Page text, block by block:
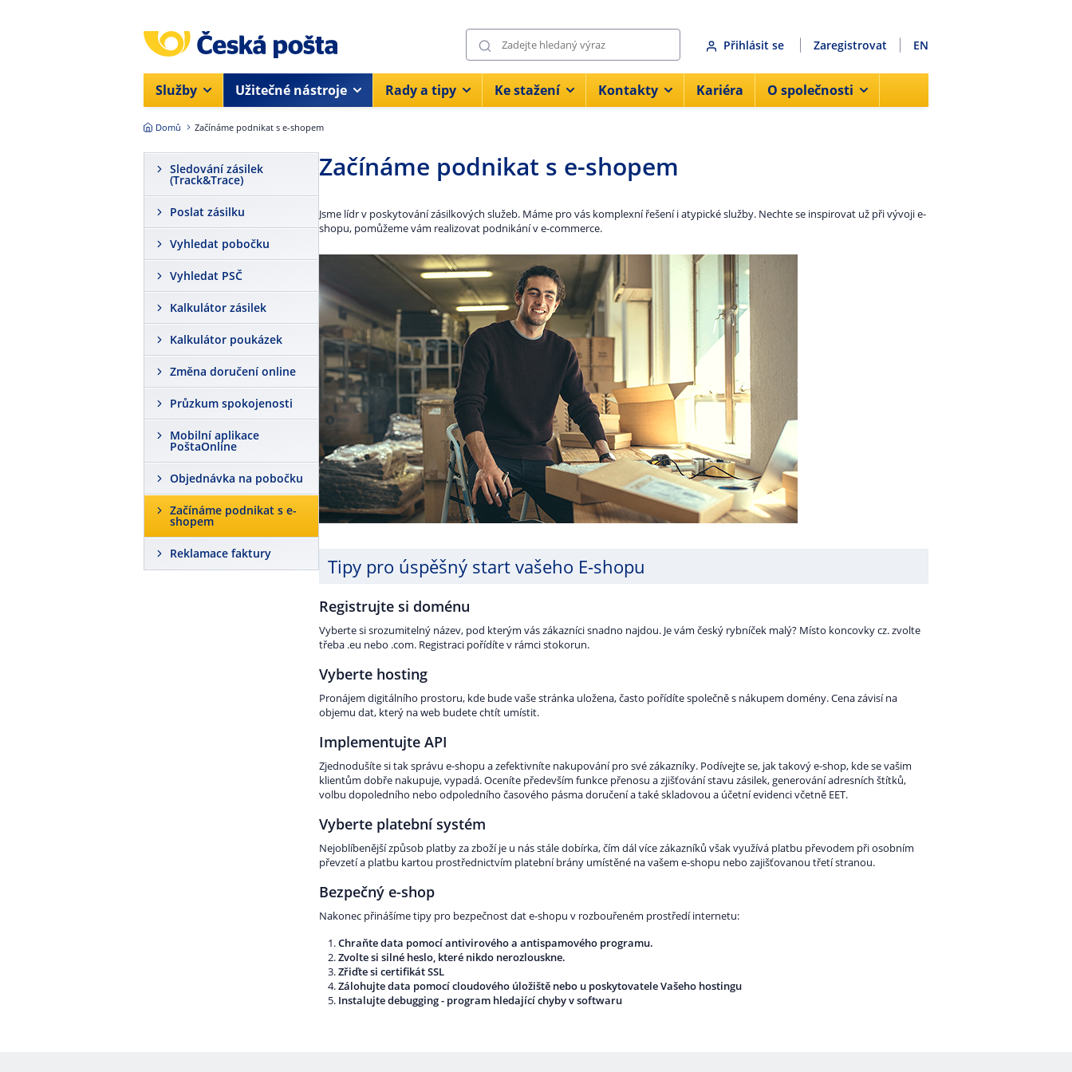
Přihlásit se Zaregistrovat EN
Služby Užitečné nástroje Rady a tipy Ke stažení Kontakty Kariéra O společnosti
Domů Začínáme podnikat s e-shopem
Sledování zásilek
(Track&Trace)
Poslat zásilku
Vyhledat pobočku
Vyhledat PSČ
Kalkulátor zásilek
Kalkulátor poukázek
Změna doručení online
Průzkum spokojenosti
Mobilní aplikace
PoštaOnline
Objednávka na pobočku
Začínáme podnikat s e-
shopem
Reklamace faktury
Začínáme podnikat s e-shopem
Jsme lídr v poskytování zásilkových služeb. Máme pro vás komplexní řešení i atypické služby. Nechte se inspirovat už při vývoji e-
shopu, pomůžeme vám realizovat podnikání v e-commerce.
Tipy pro úspěšný start vašeho E-shopu
Registrujte si doménu
Vyberte si srozumitelný název, pod kterým vás zákazníci snadno najdou. Je vám český rybníček malý? Místo koncovky cz. zvolte
třeba .eu nebo .com. Registraci pořídíte v rámci stokorun.
Vyberte hosting
Pronájem digitálního prostoru, kde bude vaše stránka uložena, často pořídíte společně s nákupem domény. Cena závisí na
objemu dat, který na web budete chtít umístit.
Implementujte API
Zjednodušíte si tak správu e-shopu a zefektivníte nakupování pro své zákazníky. Podívejte se, jak takový e-shop, kde se vašim
klientům dobře nakupuje, vypadá. Oceníte především funkce přenosu a zjišťování stavu zásilek, generování adresních štítků,
volbu dopoledního nebo odpoledního časového pásma doručení a také skladovou a účetní evidenci včetně EET.
Vyberte platební systém
Nejoblíbenější způsob platby za zboží je u nás stále dobírka, čím dál více zákazníků však využívá platbu převodem při osobním
převzetí a platbu kartou prostřednictvím platební brány umístěné na vašem e-shopu nebo zajišťovanou třetí stranou.
Bezpečný e-shop
Nakonec přinášíme tipy pro bezpečnost dat e-shopu v rozbouřeném prostředí internetu:
Chraňte data pomocí antivirového a antispamového programu.
Zvolte si silné heslo, které nikdo nerozlouskne.
Zřiďte si certifikát SSL
Zálohujte data pomocí cloudového úložiště nebo u poskytovatele Vašeho hostingu
Instalujte debugging - program hledající chyby v softwaru